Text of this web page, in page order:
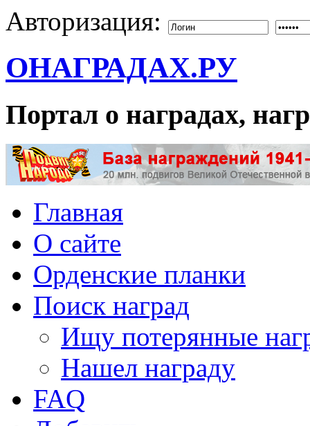
Авторизация:
ОНАГРАДАХ.РУ
Портал о наградах,
Главная
О сайте
Орденские планки
Поиск наград
Ищу потерянные
Нашел награду
FAQ